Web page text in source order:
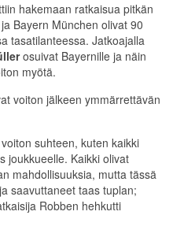
hakemaan ratkaisua pitkän
Bayern München olivat 90
tasatilanteessa. Jatkoajalla
osuivat Bayernille ja näin
myötä.
voiton jälkeen ymmärrettävän
suhteen, kuten kaikki
joukkueelle. Kaikki olivat
mahdollisuuksia, mutta tässä
saavuttaneet taas tuplan;
Robben hehkutti